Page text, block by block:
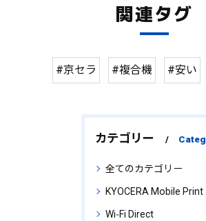
関連タグ
#京セラ #複合機 #安い
カテゴリー
全てのカテゴリー
KYOCERA Mobile Print
Wi‑Fi Direct